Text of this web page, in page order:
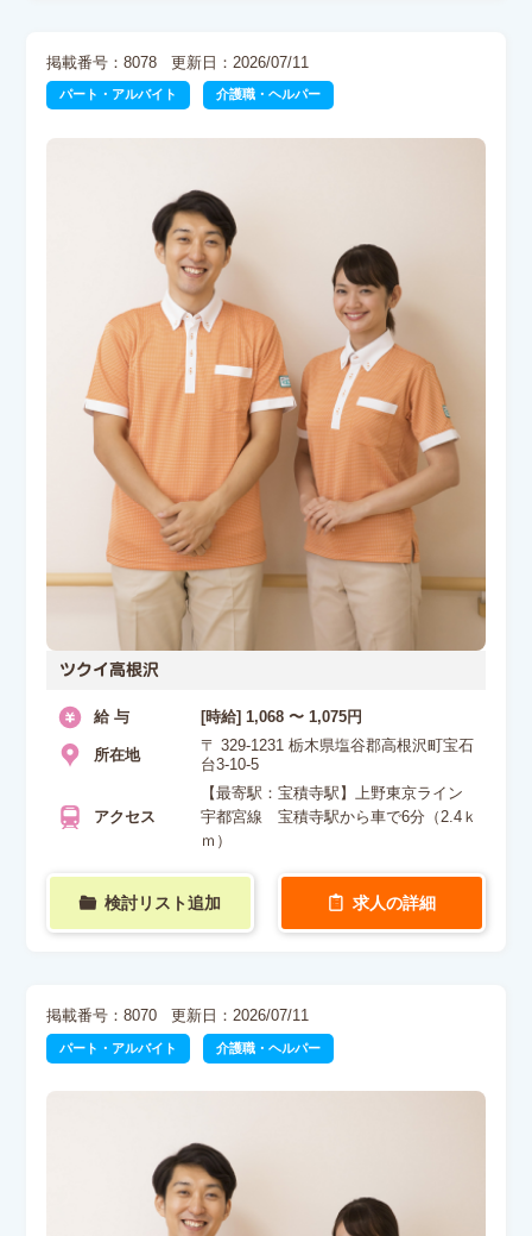
掲載番号：8078 更新日：2026/07/11
パート・アルバイト 介護職・ヘルパー
ツクイ高根沢
給 与 [時給] 1,068 〜 1,075円
所在地
〒 329-1231 栃木県塩谷郡高根沢町宝石
台3-10-5
アクセス
【最寄駅：宝積寺駅】上野東京ライン
宇都宮線 宝積寺駅から車で6分（2.4ｋ
ｍ）
検討リスト追加 求人の詳細
掲載番号：8070 更新日：2026/07/11
パート・アルバイト 介護職・ヘルパー